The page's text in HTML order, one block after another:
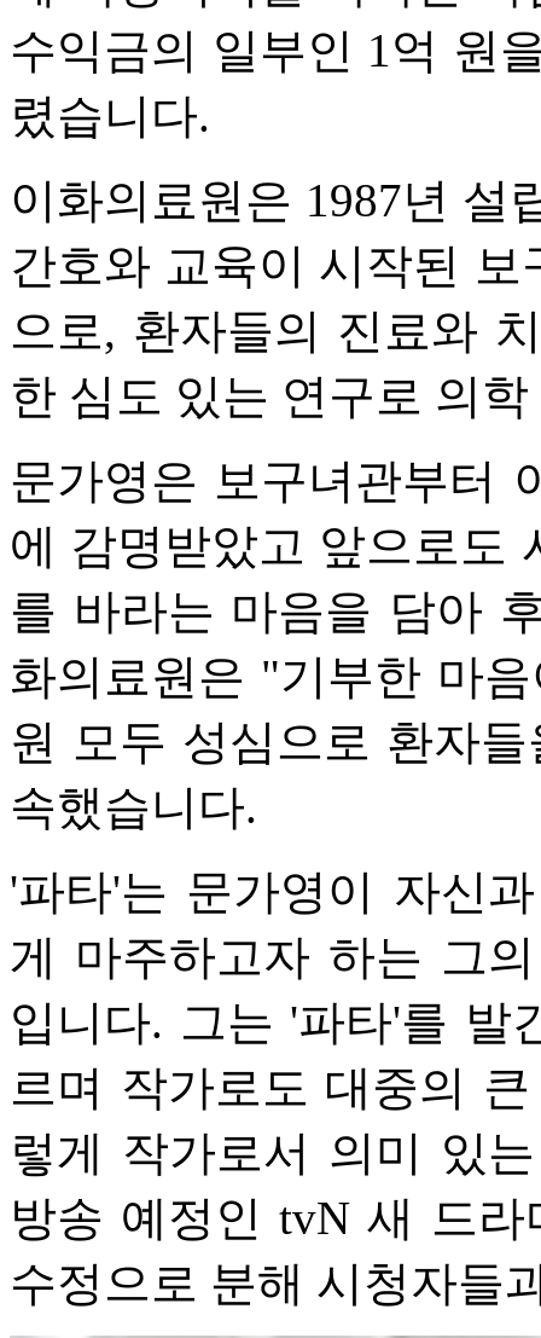
수익금의 일부인 1억 원
렸습니다.
이화의료원은 1987년 설
간호와 교육이 시작된
으로, 환자들의 진료와
한 심도 있는 연구로 의
문가영은 보구녀관부터
에 감명받았고 앞으로도
를 바라는 마음을 담아
화의료원은 "기부한 마
원 모두 성심으로 환자
속했습니다.
'파타'는 문가영이 자신
게 마주하고자 하는 그
입니다. 그는 '파타'를 발
르며 작가로도 대중의
렇게 작가로서 의미 있
방송 예정인 tvN 새 드
수정으로 분해 시청자들